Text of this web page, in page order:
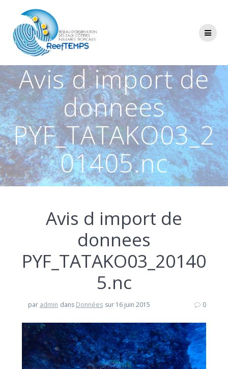
Avis d import de
donnees
PYF_TATAKO03_2
01405.nc
Avis d import de
donnees
PYF_TATAKO03_20140
5.nc
par admin dans Données sur 16 juin 2015 0